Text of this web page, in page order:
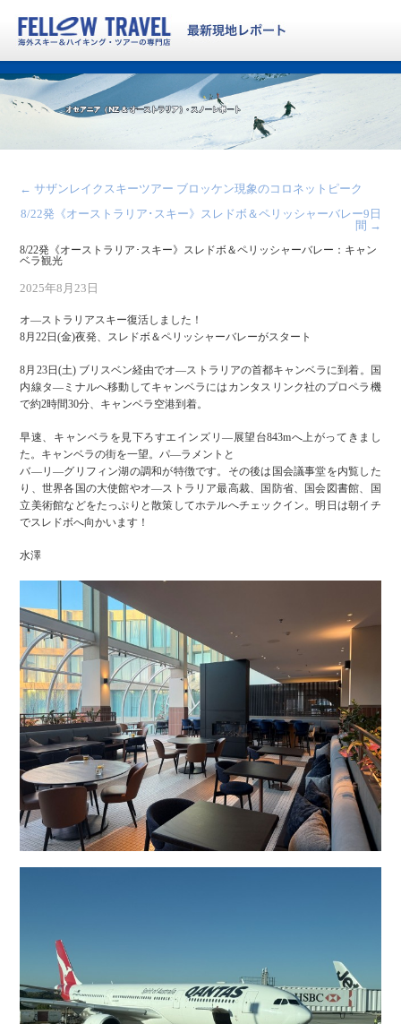
← サザンレイクスキーツアー ブロッケン現象のコロネットピーク
8/22発《オーストラリア･スキー》スレドボ＆ペリッシャーバレー9日
間 →
8/22発《オーストラリア･スキー》スレドボ＆ペリッシャーバレー：キャン
ベラ観光
2025年8月23日
オ—ストラリアスキー復活しました！
8月22日(金)夜発、スレドボ＆ペリッシャーバレーがスタート
8月23日(土) ブリスベン経由でオ—ストラリアの首都キャンベラに到着。国
内線タ—ミナルへ移動してキャンベラにはカンタスリンク社のプロペラ機
で約2時間30分、キャンベラ空港到着。
早速、キャンベラを見下ろすエインズリ—展望台843mへ上がってきまし
た。キャンベラの街を一望。パ—ラメントと
バ—リ—グリフィン湖の調和が特徴です。その後は国会議事堂を内覧した
り、世界各国の大使館やオ—ストラリア最高裁、国防省、国会図書館、国
立美術館などをたっぷりと散策してホテルへチェックイン。明日は朝イチ
でスレドボへ向かいます！
水澤